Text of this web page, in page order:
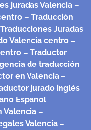
juradas Valencia –
– Traducción
Juradas
Valencia centro –
– Traductor
de traducción
en Valencia –
jurado inglés
Español
Valencia –
Valencia –